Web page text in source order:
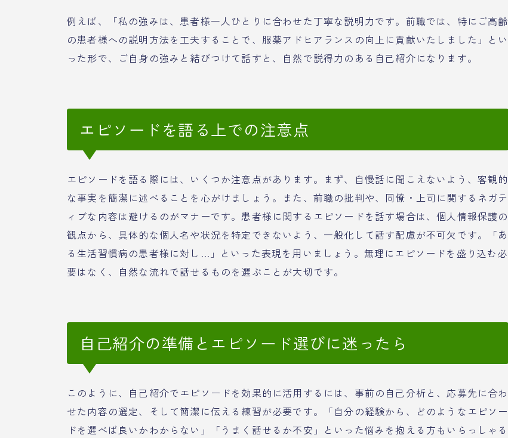
例えば、「私の強みは、患者様一人ひとりに合わせた丁寧な説明力です。前職では、特にご高齢
の患者様への説明方法を工夫することで、服薬アドヒアランスの向上に貢献いたしました」とい
った形で、ご自身の強みと結びつけて話すと、自然で説得力のある自己紹介になります。
エピソードを語る上での注意点
エピソードを語る際には、いくつか注意点があります。まず、自慢話に聞こえないよう、客観的
な事実を簡潔に述べることを心がけましょう。また、前職の批判や、同僚・上司に関するネガテ
ィブな内容は避けるのがマナーです。患者様に関するエピソードを話す場合は、個人情報保護の
観点から、具体的な個人名や状況を特定できないよう、一般化して話す配慮が不可欠です。「あ
る生活習慣病の患者様に対し…」といった表現を用いましょう。無理にエピソードを盛り込む必
要はなく、自然な流れで話せるものを選ぶことが大切です。
自己紹介の準備とエピソード選びに迷ったら
このように、自己紹介でエピソードを効果的に活用するには、事前の自己分析と、応募先に合わ
せた内容の選定、そして簡潔に伝える練習が必要です。「自分の経験から、どのようなエピソー
ドを選べば良いかわからない」「うまく話せるか不安」といった悩みを抱える方もいらっしゃる